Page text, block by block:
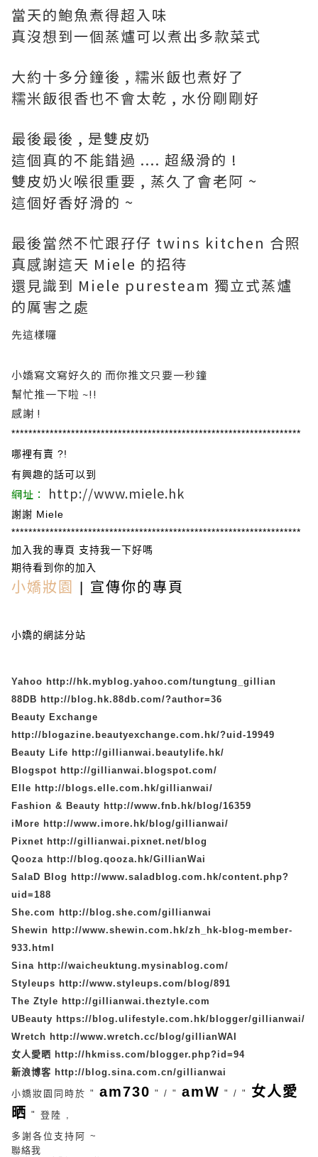
當天的鮑魚煮得超入味
真沒想到一個蒸爐可以煮出多款菜式
大約十多分鐘後 , 糯米飯也煮好了
糯米飯很香也不會太乾 , 水份剛剛好
最後最後 , 是雙皮奶
這個真的不能錯過 .... 超級滑的 !
雙皮奶火喉很重要 , 蒸久了會老阿 ~
這個好香好滑的 ~
最後當然不忙跟孖仔 twins kitchen 合照
真感謝這天 Miele 的招待
還見識到 Miele puresteam 獨立式蒸爐
的厲害之處
先這樣囉
小嬌寫文寫好久的 而你推文只要一秒鐘
幫忙推一下啦 ~!!
感謝 !
********************************************************************
哪裡有賣 ?!
有興趣的話可以到
網址： http://www.miele.hk
謝謝 Miele
********************************************************************
加入我的專頁 支持我一下好嗎
期待看到你的加入
小嬌妝園 | 宣傳你的專頁
小嬌的網誌分站
Yahoo http://hk.myblog.yahoo.com/tungtung_gillian
88DB http://blog.hk.88db.com/?author=36
Beauty Exchange
http://blogazine.beautyexchange.com.hk/?uid-19949
Beauty Life http://gillianwai.beautylife.hk/
Blogspot http://gillianwai.blogspot.com/
Elle http://blogs.elle.com.hk/gillianwai/
Fashion & Beauty http://www.fnb.hk/blog/16359
iMore http://www.imore.hk/blog/gillianwai/
Pixnet http://gillianwai.pixnet.net/blog
Qooza http://blog.qooza.hk/GillianWai
SalaD Blog http://www.saladblog.com.hk/content.php?
uid=188
She.com http://blog.she.com/gillianwai
Shewin http://www.shewin.com.hk/zh_hk-blog-member-
933.html
Sina http://waicheuktung.mysinablog.com/
Styleups http://www.styleups.com/blog/891
The Ztyle http://gillianwai.theztyle.com
UBeauty https://blog.ulifestyle.com.hk/blogger/gillianwai/
Wretch http://www.wretch.cc/blog/gillianWAI
女人愛晒 http://hkmiss.com/blogger.php?id=94
新浪博客 http://blog.sina.com.cn/gillianwai
小嬌妝園同時於 " am730 " / " amW " / " 女人愛
晒 " 登陸 ,
多謝各位支持阿 ~
聯絡我